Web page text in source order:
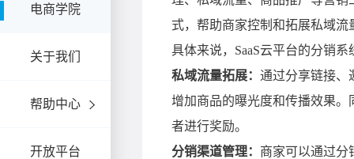
电商学院
关于我们
帮助中心
开放平台